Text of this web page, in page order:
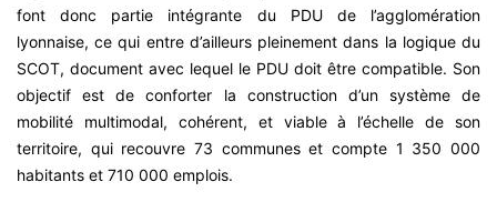
font donc partie intégrante du PDU de l’agglomération
lyonnaise, ce qui entre d’ailleurs pleinement dans la logique du
SCOT, document avec lequel le PDU doit être compatible. Son
objectif est de conforter la construction d’un système de
mobilité multimodal, cohérent, et viable à l’échelle de son
territoire, qui recouvre 73 communes et compte 1 350 000
habitants et 710 000 emplois.